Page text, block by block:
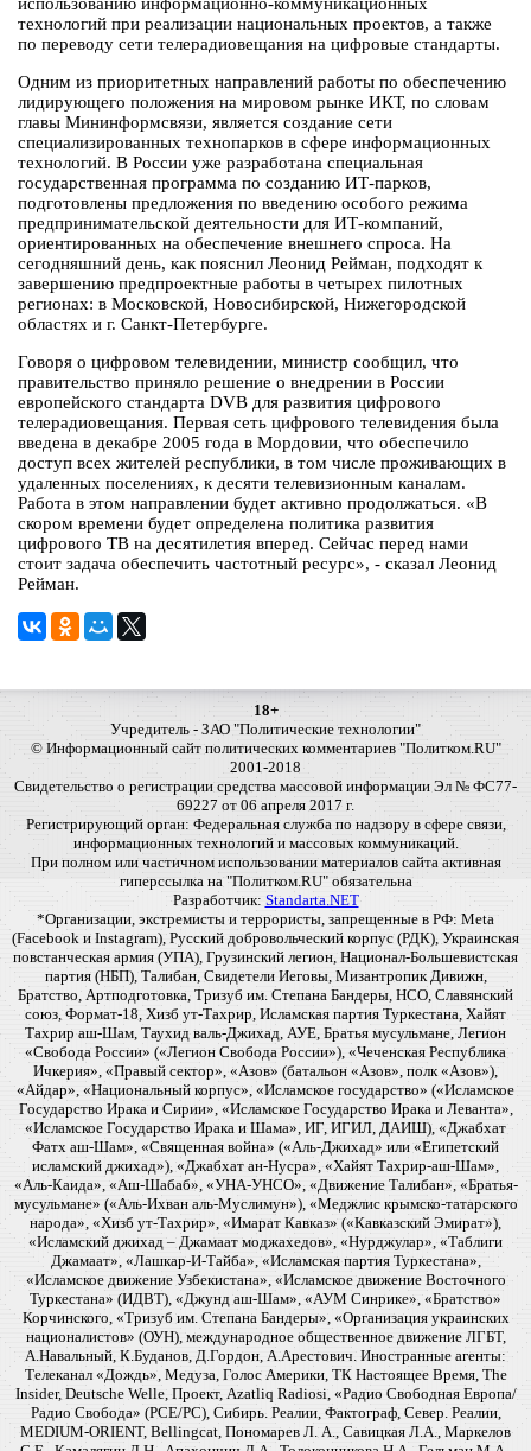
технологий при реализации национальных проектов, а также
по переводу сети телерадиовещания на цифровые стандарты.
Одним из приоритетных направлений работы по обеспечению
лидирующего положения на мировом рынке ИКТ, по словам
главы Мининформсвязи, является создание сети
специализированных технопарков в сфере информационных
технологий. В России уже разработана специальная
государственная программа по созданию ИТ-парков,
подготовлены предложения по введению особого режима
предпринимательской деятельности для ИТ-компаний,
ориентированных на обеспечение внешнего спроса. На
сегодняшний день, как пояснил Леонид Рейман, подходят к
завершению предпроектные работы в четырех пилотных
регионах: в Московской, Новосибирской, Нижегородской
областях и г. Санкт-Петербурге.
Говоря о цифровом телевидении, министр сообщил, что
правительство приняло решение о внедрении в России
европейского стандарта DVB для развития цифрового
телерадиовещания. Первая сеть цифрового телевидения была
введена в декабре 2005 года в Мордовии, что обеспечило
доступ всех жителей республики, в том числе проживающих в
удаленных поселениях, к десяти телевизионным каналам.
Работа в этом направлении будет активно продолжаться. «В
скором времени будет определена политика развития
цифрового ТВ на десятилетия вперед. Сейчас перед нами
стоит задача обеспечить частотный ресурс», - сказал Леонид
Рейман.
18+
Учредитель - ЗАО "Политические технологии"
© Информационный сайт политических комментариев "Политком.RU"
2001-2018
Свидетельство о регистрации средства массовой информации Эл № ФС77-
69227 от 06 апреля 2017 г.
Регистрирующий орган: Федеральная служба по надзору в сфере связи,
информационных технологий и массовых коммуникаций.
При полном или частичном использовании материалов сайта активная
гиперссылка на "Политком.RU" обязательна
Разработчик: Standarta.NET
*Организации, экстремисты и террористы, запрещенные в РФ: Meta
(Facebook и Instagram), Русский добровольческий корпус (РДК), Украинская
повстанческая армия (УПА), Грузинский легион, Национал-Большевистская
партия (НБП), Талибан, Свидетели Иеговы, Мизантропик Дивижн,
Братство, Артподготовка, Тризуб им. Степана Бандеры, НСО, Славянский
союз, Формат-18, Хизб ут-Тахрир, Исламская партия Туркестана, Хайят
Тахрир аш-Шам, Таухид валь-Джихад, АУЕ, Братья мусульмане, Легион
«Свобода России» («Легион Свобода России»), «Чеченская Республика
Ичкерия», «Правый сектор», «Азов» (батальон «Азов», полк «Азов»),
«Айдар», «Национальный корпус», «Исламское государство» («Исламское
Государство Ирака и Сирии», «Исламское Государство Ирака и Леванта»,
«Исламское Государство Ирака и Шама», ИГ, ИГИЛ, ДАИШ), «Джабхат
Фатх аш-Шам», «Священная война» («Аль-Джихад» или «Египетский
исламский джихад»), «Джабхат ан-Нусра», «Хайят Тахрир-аш-Шам»,
«Аль-Каида», «Аш-Шабаб», «УНА-УНСО», «Движение Талибан», «Братья-
мусульмане» («Аль-Ихван аль-Муслимун»), «Меджлис крымско-татарского
народа», «Хизб ут-Тахрир», «Имарат Кавказ» («Кавказский Эмират»),
«Исламский джихад – Джамаат моджахедов», «Нурджулар», «Таблиги
Джамаат», «Лашкар-И-Тайба», «Исламская партия Туркестана»,
«Исламское движение Узбекистана», «Исламское движение Восточного
Туркестана» (ИДВТ), «Джунд аш-Шам», «АУМ Синрике», «Братство»
Корчинского, «Тризуб им. Степана Бандеры», «Организация украинских
националистов» (ОУН), международное общественное движение ЛГБТ,
А.Навальный, К.Буданов, Д.Гордон, А.Арестович. Иностранные агенты:
Телеканал «Дождь», Медуза, Голос Америки, ТК Настоящее Время, The
Insider, Deutsche Welle, Проект, Azatliq Radiosi, «Радио Свободная Европа/
Радио Свобода» (PCE/PC), Сибирь. Реалии, Фактограф, Север. Реалии,
MEDIUM-ORIENT, Bellingcat, Пономарев Л. А., Савицкая Л.А., Маркелов